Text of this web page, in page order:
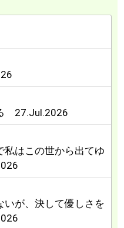
27.Jul.2026
私はこの世から出てゆ
いが、決して優しさを